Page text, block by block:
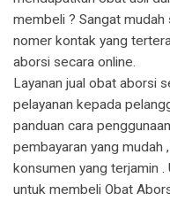
membeli ? Sangat mudah
nomer kontak yang
aborsi secara online.
Layanan jual obat aborsi
pelayanan kepada
panduan cara
pembayaran yang mudah
konsumen yang terjamin
untuk membeli Obat